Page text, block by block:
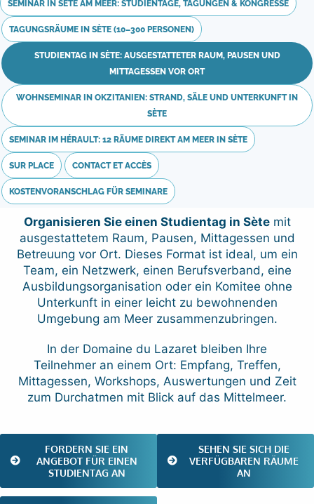
SEMINAR IN SÈTE AM MEER: STUDIENTAGE, TAGUNGEN & KONGRESSE
TAGUNGSRÄUME IN SÈTE (10–300 PERSONEN)
STUDIENTAG IN SÈTE: AUSGESTATTETER RAUM, PAUSEN UND
MITTAGESSEN VOR ORT
WOHNSEMINAR IN OKZITANIEN: STRAND, SÄLE UND UNTERKUNFT IN
SÈTE
SEMINAR IM HÉRAULT: 12 RÄUME DIREKT AM MEER IN SÈTE
SUR PLACE CONTACT ET ACCÈS
KOSTENVORANSCHLAG FÜR SEMINARE
Organisieren Sie einen Studientag in Sètemit
ausgestattetem Raum, Pausen, Mittagessen und
Betreuung vor Ort. Dieses Format ist ideal, um ein
Team, ein Netzwerk, einen Berufsverband, eine
Ausbildungsorganisation oder ein Komitee ohne
Unterkunft in einer leicht zu bewohnenden
Umgebung am Meer zusammenzubringen.
In der Domaine du Lazaret bleiben Ihre
Teilnehmer an einem Ort: Empfang, Treffen,
Mittagessen, Workshops, Auswertungen und Zeit
zum Durchatmen mit Blick auf das Mittelmeer.
FORDERN SIE EIN
ANGEBOT FÜR EINEN
STUDIENTAG AN
SEHEN SIE SICH DIE
VERFÜGBAREN RÄUME
AN